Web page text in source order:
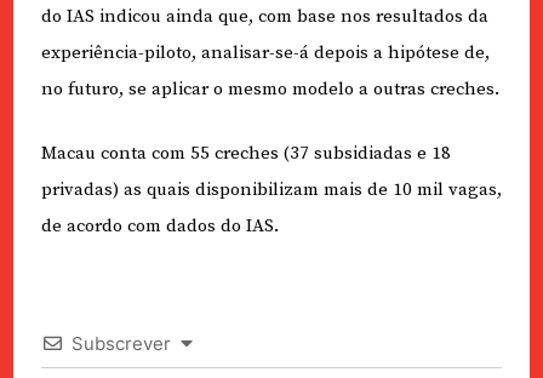
do IAS indicou ainda que, com base nos resultados da
experiência-piloto, analisar-se-á depois a hipótese de,
no futuro, se aplicar o mesmo modelo a outras creches.
Macau conta com 55 creches (37 subsidiadas e 18
privadas) as quais disponibilizam mais de 10 mil vagas,
de acordo com dados do IAS.
Subscrever